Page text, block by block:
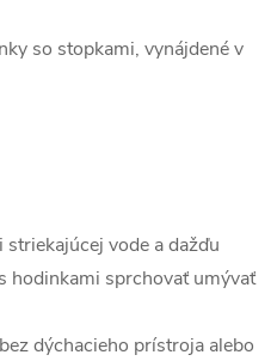
so stopkami, vynájdené v
vode a dažďu
sprchovať umývať
dýchacieho prístroja alebo